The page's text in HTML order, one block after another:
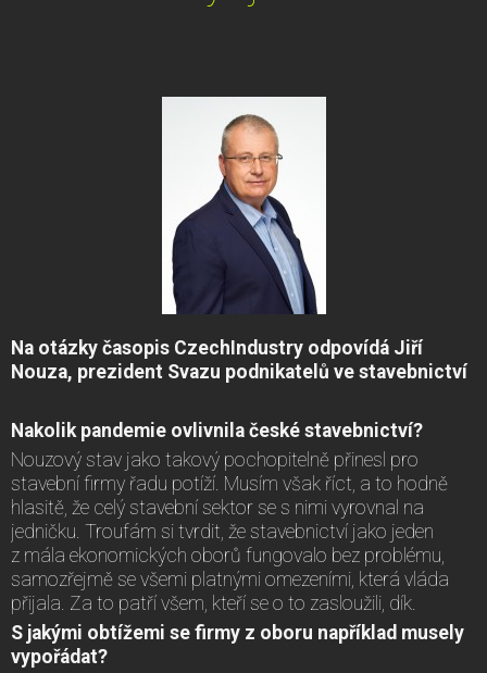
Na otázky časopis CzechIndustry odpovídá Jiří
Nouza, prezident Svazu podnikatelů ve stavebnictví
Nakolik pandemie ovlivnila české stavebnictví?
Nouzový stav jako takový pochopitelně přinesl pro
stavební firmy řadu potíží. Musím však říct, a to hodně
hlasitě, že celý stavební sektor se s nimi vyrovnal na
jedničku. Troufám si tvrdit, že stavebnictví jako jeden
z mála ekonomických oborů fungovalo bez problému,
samozřejmě se všemi platnými omezeními, která vláda
přijala. Za to patří všem, kteří se o to zasloužili, dík.
S jakými obtížemi se firmy z oboru například musely
vypořádat?